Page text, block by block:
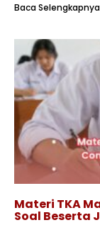
Baca
Materi TKA
Soal Beserta